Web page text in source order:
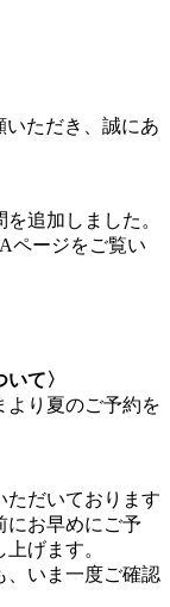
ただき、 誠にあ
追加しました。
ページをご覧い
て〉
より夏のご予約を
ただいております
にお早めにご予
げます。
、いま一度ご確認